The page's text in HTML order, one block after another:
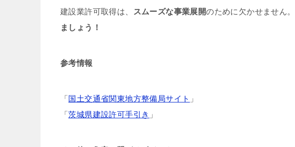
建設業許可取得は、 スムーズな事業展開のために欠かせません。
ましょう！
参考情報
「 国土交通省関東地方整備局サイト 」
「茨城県建設許可手引き 」